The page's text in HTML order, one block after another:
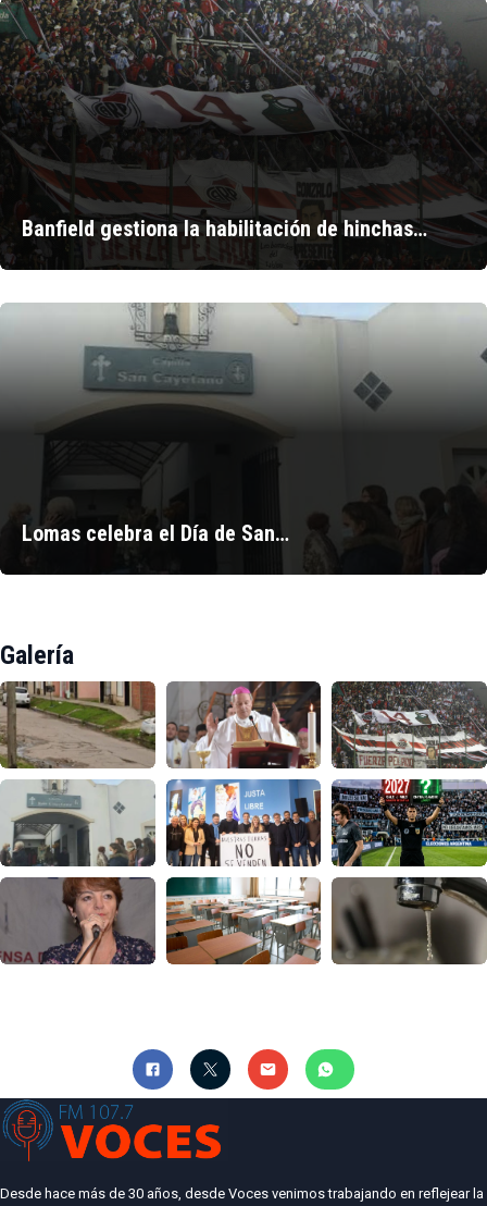
Banfield gestiona la habilitación de hinchas…
Lomas celebra el Día de San…
Galería
Desde hace más de 30 años, desde Voces venimos trabajando en reflejear la